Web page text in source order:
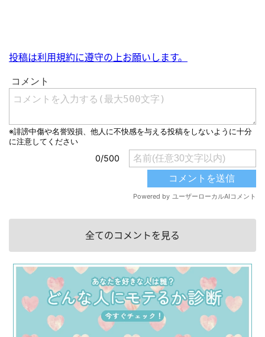
投稿は利用規約に遵守の上お願いします。
全てのコメントを見る